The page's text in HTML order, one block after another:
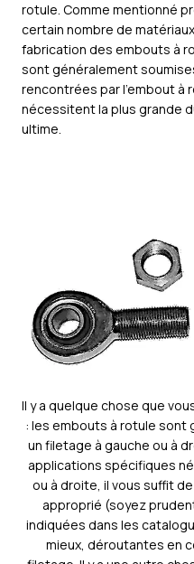
rotule. Comme mentionné
certain nombre de
fabrication des embouts à
sont généralement
rencontrées par l’embout à
nécessitent la plus grande
ultime.
Il y a quelque chose que
: les embouts à rotule sont
un filetage à gauche ou à
applications spécifiques
ou à droite, il vous suffit
approprié (soyez
indiquées dans les
mieux, déroutantes en